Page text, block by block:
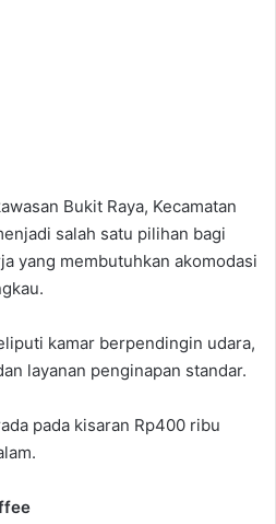
Bukit Raya, Kecamatan
salah satu pilihan bagi
yang membutuhkan akomodasi
kamar berpendingin udara,
layanan penginapan standar.
pada kisaran Rp400 ribu